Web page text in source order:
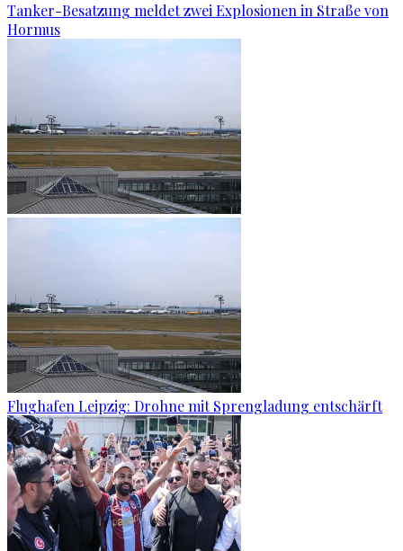
Tanker-Besatzung meldet zwei Explosionen in Straße von
Hormus
Flughafen Leipzig: Drohne mit Sprengladung entschärft